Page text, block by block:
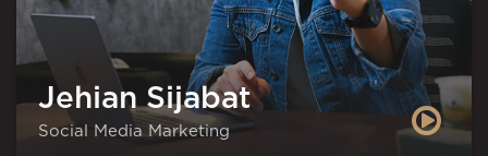
Jehian Sijabat
Social Media Marketing